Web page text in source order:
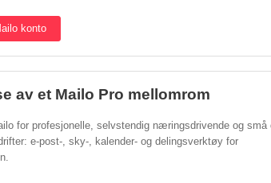
konto
av et Mailo Pro mellomrom
for profesjonelle, selvstendig næringsdrivende og små
e-post-, sky-, kalender- og delingsverktøy for